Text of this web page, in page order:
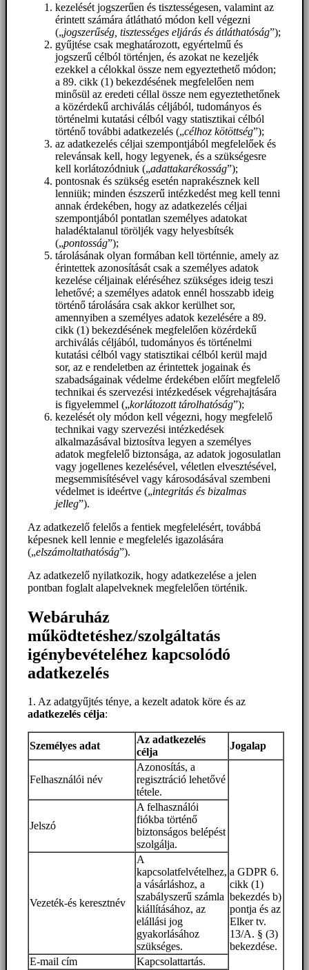
kezelését jogszerűen és tisztességesen, valamint az
érintett számára átlátható módon kell végezni
(„jogszerűség, tisztességes eljárás és átláthatóság”);
gyűjtése csak meghatározott, egyértelmű és
jogszerű célból történjen, és azokat ne kezeljék
ezekkel a célokkal össze nem egyeztethető módon;
a 89. cikk (1) bekezdésének megfelelően nem
minősül az eredeti céllal össze nem egyeztethetőnek
a közérdekű archiválás céljából, tudományos és
történelmi kutatási célból vagy statisztikai célból
történő további adatkezelés („célhoz kötöttség”);
az adatkezelés céljai szempontjából megfelelőek és
relevánsak kell, hogy legyenek, és a szükségesre
kell korlátozódniuk („adattakarékosság”);
pontosnak és szükség esetén naprakésznek kell
lenniük; minden észszerű intézkedést meg kell tenni
annak érdekében, hogy az adatkezelés céljai
szempontjából pontatlan személyes adatokat
haladéktalanul töröljék vagy helyesbítsék
(„pontosság”);
tárolásának olyan formában kell történnie, amely az
érintettek azonosítását csak a személyes adatok
kezelése céljainak eléréséhez szükséges ideig teszi
lehetővé; a személyes adatok ennél hosszabb ideig
történő tárolására csak akkor kerülhet sor,
amennyiben a személyes adatok kezelésére a 89.
cikk (1) bekezdésének megfelelően közérdekű
archiválás céljából, tudományos és történelmi
kutatási célból vagy statisztikai célból kerül majd
sor, az e rendeletben az érintettek jogainak és
szabadságainak védelme érdekében előírt megfelelő
technikai és szervezési intézkedések végrehajtására
is figyelemmel („korlátozott tárolhatóság”);
kezelését oly módon kell végezni, hogy megfelelő
technikai vagy szervezési intézkedések
alkalmazásával biztosítva legyen a személyes
adatok megfelelő biztonsága, az adatok jogosulatlan
vagy jogellenes kezelésével, véletlen elvesztésével,
megsemmisítésével vagy károsodásával szembeni
védelmet is ideértve („integritás és bizalmas
jelleg”).
Az adatkezelő felelős a fentiek megfelelésért, továbbá
képesnek kell lennie e megfelelés igazolására
(„elszámoltathatóság”).
Az adatkezelő nyilatkozik, hogy adatkezelése a jelen
pontban foglalt alapelveknek megfelelően történik.
Webáruház
működtetéshez/szolgáltatás
igénybevételéhez kapcsolódó
adatkezelés
1. Az adatgyűjtés ténye, a kezelt adatok köre és az
adatkezelés célja:
Személyes adat
Az adatkezelés
célja
Jogalap
Felhasználói név
Azonosítás, a
regisztráció lehetővé
tétele.
a GDPR 6.
cikk (1)
bekezdés b)
pontja és az
Elker tv.
13/A. § (3)
bekezdése.
Jelszó
A felhasználói
fiókba történő
biztonságos belépést
szolgálja.
Vezeték-és keresztnév
A
kapcsolatfelvételhez,
a vásárláshoz, a
szabályszerű számla
kiállításához, az
elállási jog
gyakorlásához
szükséges.
E-mail cím
Kapcsolattartás.